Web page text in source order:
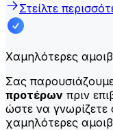
Στείλτε
Χαμηλότερες
Σας
προτέρων πριν
ώστε να γνωρίζετε
χαμηλότερες